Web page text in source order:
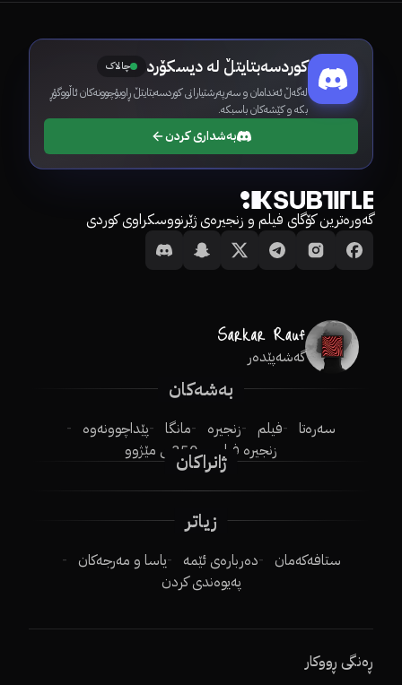
کوردسەبتایتڵ لە دیسکۆرد چالاک
لەگەڵ ئەندامان و سەرپەرشتیارانی کوردسەبتایتڵ ڕاوبۆچوونەکان ئاڵووگۆڕ
بکە و کێشەکان باسبکە.
بەشداری کردن
گەورەترین کۆگای فیلم و زنجیرەی ژێرنووسکراوی کوردی
گەشەپێدەر
بەشەکان
سەرەتا فیلم زنجیرە مانگا
پێداچوونەوە
زنجیرە فیلم
250ـی مێژوو
ژانراکان
زیاتر
ستافەکەمان دەربارەی ئێمە
یاسا و مەرجەکان
پەیوەندی کردن
ڕەنگی ڕووکار